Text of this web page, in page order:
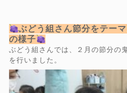
ぶどう組さん節分をテー
の様子
ぶどう組さんでは、２月の節分の
を行いました。